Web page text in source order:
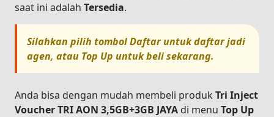
saat ini adalah Tersedia.
Silahkan pilih tombolDaftaruntuk daftar jadi
agen, atau Top Up untuk beli sekarang.
Anda bisa dengan mudah membeli produk Tri Inject
Voucher TRI AON 3,5GB+3GB JAYA di menu Top Up